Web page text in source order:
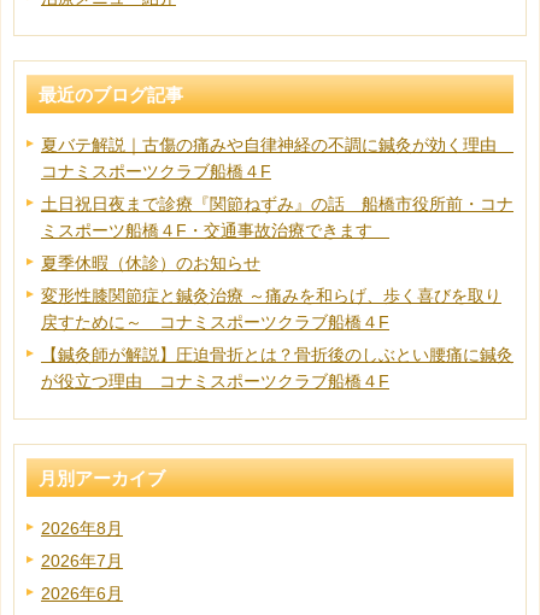
最近のブログ記事
夏バテ解説｜古傷の痛みや自律神経の不調に鍼灸が効く理由
コナミスポーツクラブ船橋４F
土日祝日夜まで診療『関節ねずみ』の話 船橋市役所前・コナ
ミスポーツ船橋４F・交通事故治療できます
夏季休暇（休診）のお知らせ
変形性膝関節症と鍼灸治療 ～痛みを和らげ、歩く喜びを取り
戻すために～ コナミスポーツクラブ船橋４F
【鍼灸師が解説】圧迫骨折とは？骨折後のしぶとい腰痛に鍼灸
が役立つ理由 コナミスポーツクラブ船橋４F
月別アーカイブ
2026年8月
2026年7月
2026年6月